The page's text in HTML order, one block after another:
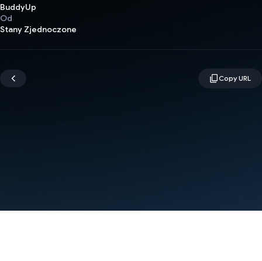
BuddyUp
Od
Stany Zjednoczone